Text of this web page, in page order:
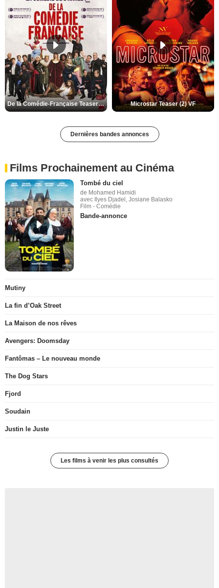
De la Comédie-Française Teaser (3) VF Microstar Teaser (2) VF
Dernières bandes annonces
Films Prochainement au Cinéma
Tombé du ciel
de Mohamed Hamidi
avec Ilyes Djadel, Josiane Balasko
Film - Comédie
Bande-annonce
Mutiny
La fin d’Oak Street
La Maison de nos rêves
Avengers: Doomsday
Fantômas – Le nouveau monde
The Dog Stars
Fjord
Soudain
Justin le Juste
Les films à venir les plus consultés